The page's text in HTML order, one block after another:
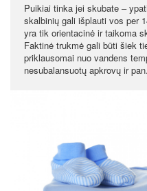
Puikiai tinka jei skubate –
skalbinių gali išplauti vos per
yra tik orientacinė ir taikoma
Faktinė trukmė gali būti šiek
priklausomai nuo vandens
nesubalansuotų apkrovų ir pan.